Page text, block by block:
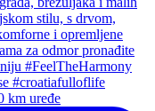
km uređe